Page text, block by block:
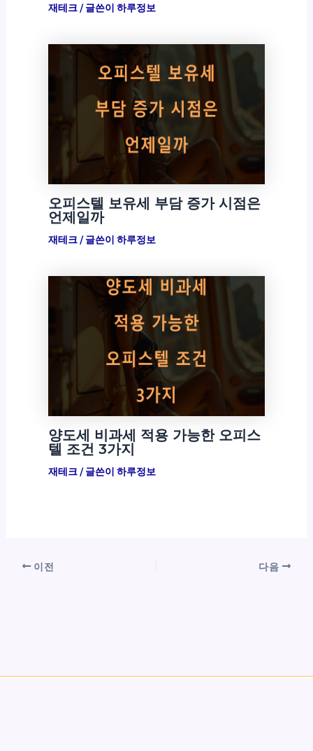
재테크/ 글쓴이 하루정보
오피스텔 보유세 부담 증가 시점은
언제일까
재테크/ 글쓴이 하루정보
양도세 비과세 적용 가능한 오피스
텔 조건 3가지
재테크/ 글쓴이 하루정보
이전 다음